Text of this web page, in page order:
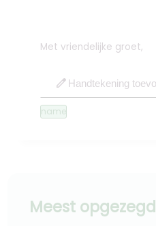
Met vriendelijke groet,
edit Handtekening
name
Meest opgezegd